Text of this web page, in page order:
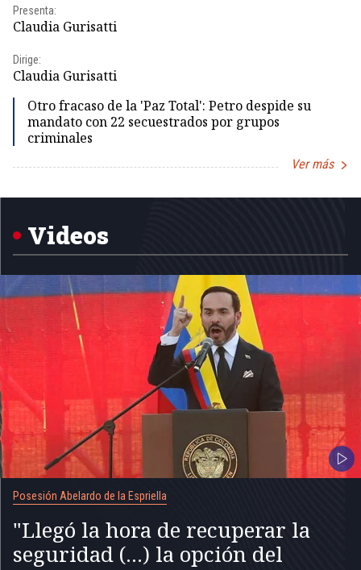
Presenta:
Claudia Gurisatti
Dirige:
Claudia Gurisatti
Otro fracaso de la 'Paz Total': Petro despide su
mandato con 22 secuestrados por grupos
criminales
Ver más
1
Videos
Posesión Abelardo de la Espriella
"Llegó la hora de recuperar la
seguridad (...) la opción del